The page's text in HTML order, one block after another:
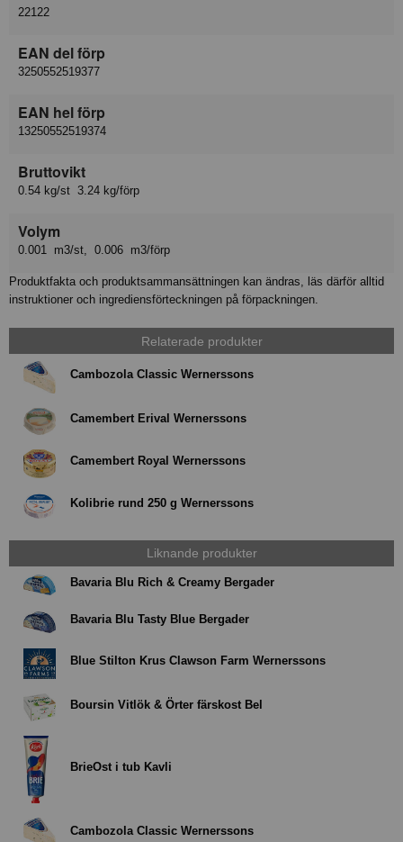
22122
EAN del förp
3250552519377
EAN hel förp
13250552519374
Bruttovikt
0.54 kg/st 3.24 kg/förp
Volym
0.001 m3/st, 0.006 m3/förp
Produktfakta och produktsammansättningen kan ändras, läs därför alltid
instruktioner och ingrediensförteckningen på förpackningen.
Relaterade produkter
Cambozola Classic Wernerssons
Camembert Erival Wernerssons
Camembert Royal Wernerssons
Kolibrie rund 250 g Wernerssons
Liknande produkter
Bavaria Blu Rich & Creamy Bergader
Bavaria Blu Tasty Blue Bergader
Blue Stilton Krus Clawson Farm Wernerssons
Boursin Vitlök & Örter färskost Bel
BrieOst i tub Kavli
Cambozola Classic Wernerssons